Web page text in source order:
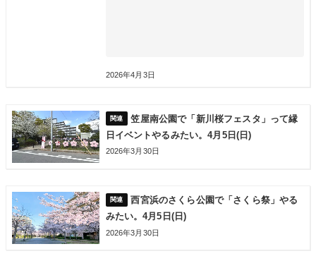
2026年4月3日
笠屋南公園で「新川桜フェスタ」って縁
日イベントやるみたい。4月5日(日)
2026年3月30日
西宮浜のさくら公園で「さくら祭」やる
みたい。4月5日(日)
2026年3月30日